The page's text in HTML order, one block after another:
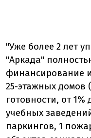
"Уже более 2 лет
"Аркада"
финансирование
25-этажных домов
готовности, от
учебных
паркингов, 1